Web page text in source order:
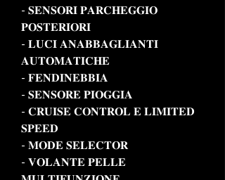
- 𝐒𝐄𝐍𝐒𝐎𝐑𝐈 𝐏𝐀𝐑𝐂𝐇𝐄𝐆𝐆𝐈𝐎
𝐏𝐎𝐒𝐓𝐄𝐑𝐈𝐎𝐑𝐈
- 𝐋𝐔𝐂𝐈 𝐀𝐍𝐀𝐁𝐁𝐀𝐆𝐋𝐈𝐀𝐍𝐓𝐈
𝐀𝐔𝐓𝐎𝐌𝐀𝐓𝐈𝐂𝐇𝐄
- 𝐅𝐄𝐍𝐃𝐈𝐍𝐄𝐁𝐁𝐈𝐀
- 𝐒𝐄𝐍𝐒𝐎𝐑𝐄 𝐏𝐈𝐎𝐆𝐆𝐈𝐀
- 𝐂𝐑𝐔𝐈𝐒𝐄 𝐂𝐎𝐍𝐓𝐑𝐎𝐋 𝐄 𝐋𝐈𝐌𝐈𝐓𝐄𝐃
𝐒𝐏𝐄𝐄𝐃
- 𝐌𝐎𝐃𝐄 𝐒𝐄𝐋𝐄𝐂𝐓𝐎𝐑
- 𝐕𝐎𝐋𝐀𝐍𝐓𝐄 𝐏𝐄𝐋𝐋𝐄